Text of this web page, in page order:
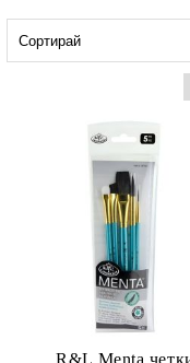
R&L Menta